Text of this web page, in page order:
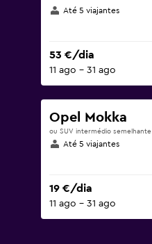
Até 5 viajantes
53 €/dia
11 ago – 31 ago
Opel Mokka
ou SUV intermédio semelhante
Até 5 viajantes
19 €/dia
11 ago – 31 ago